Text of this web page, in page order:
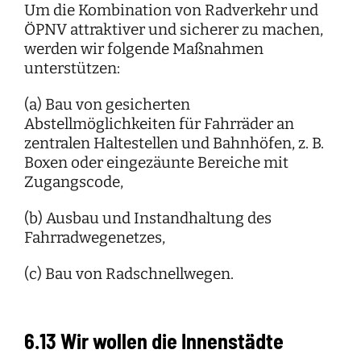
Um die Kombination von Radverkehr und
ÖPNV attraktiver und sicherer zu machen,
werden wir folgende Maßnahmen
unterstützen:
(a) Bau von gesicherten
Abstellmöglichkeiten für Fahrräder an
zentralen Haltestellen und Bahnhöfen, z. B.
Boxen oder eingezäunte Bereiche mit
Zugangscode,
(b) Ausbau und Instandhaltung des
Fahrradwegenetzes,
(c) Bau von Radschnellwegen.
6.13 Wir wollen die Innenstädte